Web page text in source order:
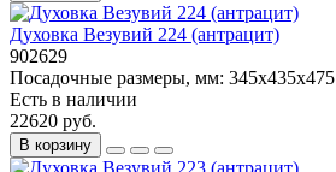
Духовка Везувий 224 (антрацит)
902629
Посадочные размеры, мм: 345х435х475
Есть в наличии
22620 руб.
В корзину